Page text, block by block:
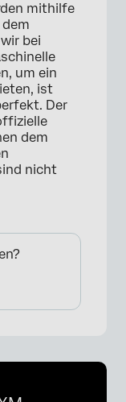
mithilfe
bei
um ein
ist
Der
dem
nicht